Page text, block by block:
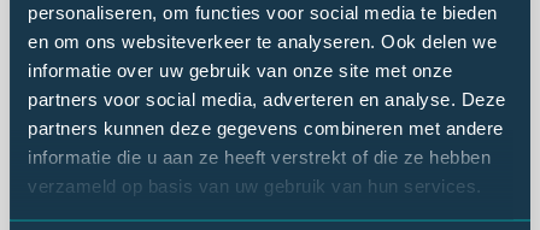
personaliseren, om functies voor social media te bieden
en om ons websiteverkeer te analyseren. Ook delen we
informatie over uw gebruik van onze site met onze
partners voor social media, adverteren en analyse. Deze
partners kunnen deze gegevens combineren met andere
informatie die u aan ze heeft verstrekt of die ze hebben
verzameld op basis van uw gebruik van hun services.
Lezersonderzoek
Luisteronderzoek
eNPS